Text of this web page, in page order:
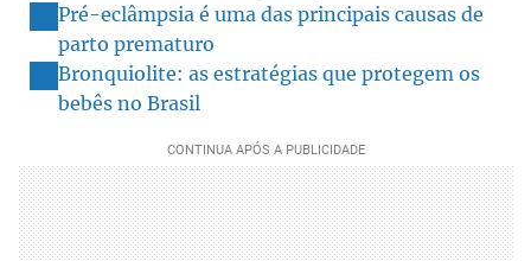
Pré-eclâmpsia é uma das principais causas de
parto prematuro
Bronquiolite: as estratégias que protegem os
bebês no Brasil